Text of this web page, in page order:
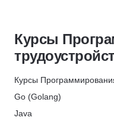
НИПКЭФ
Скидка 6%
ProductStar × РБК
Скидка 62%
МТИ
Информационная
Этичный хакинг
C#
DevOps
Разработка игр
Python
Веб-сервисы
Курсы
Курсы
Go (Golang)
Java